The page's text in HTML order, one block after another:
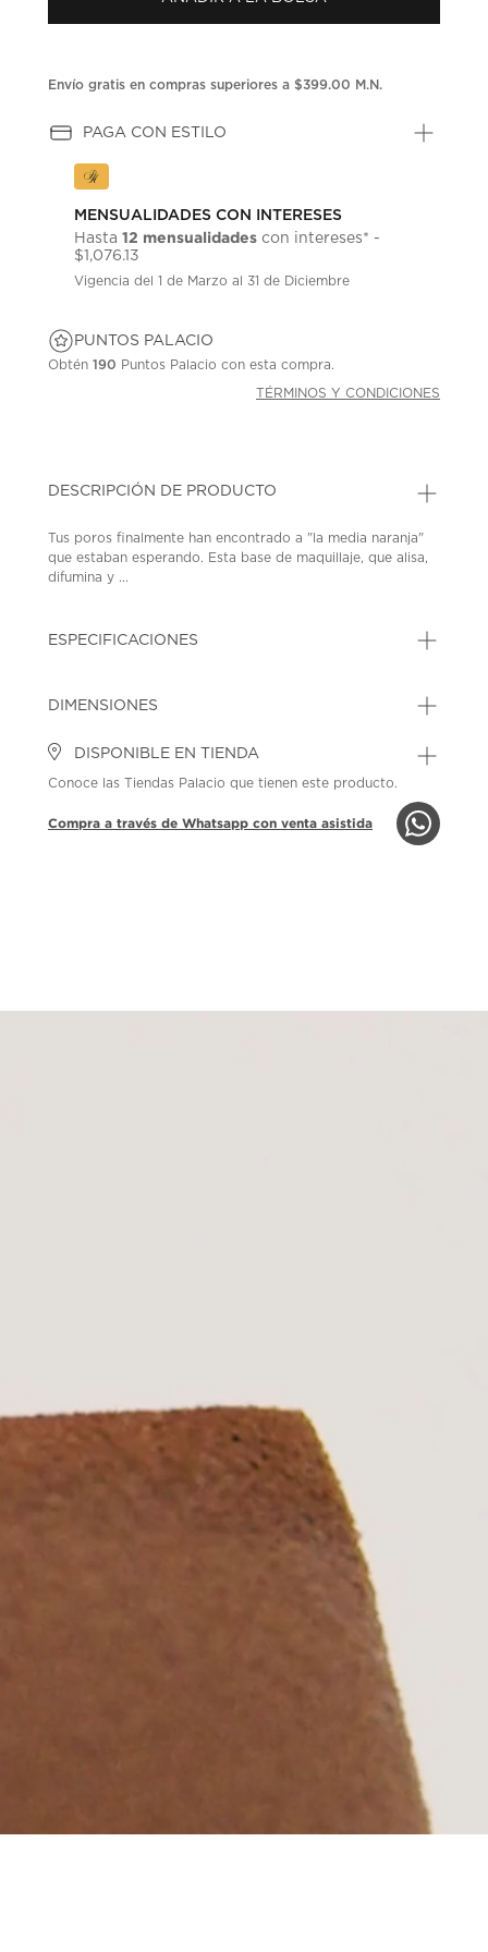
Envío gratis en compras superiores a $399.00 M.N.
PAGA CON ESTILO
MENSUALIDADES CON INTERESES
Hasta12 mensualidades con intereses* -
$1,076.13
Vigencia del 1 de Marzo al 31 de Diciembre
PUNTOS PALACIO
Obtén190 Puntos Palacio con esta compra.
TÉRMINOS Y CONDICIONES
DESCRIPCIÓN DE PRODUCTO
Tus poros finalmente han encontrado a "la media naranja"
que estaban esperando. Esta base de maquillaje, que alisa,
difumina y ...
ESPECIFICACIONES
DIMENSIONES
DISPONIBLE EN TIENDA
Conoce las Tiendas Palacio que tienen este producto.
Compra a través de Whatsapp con venta asistida